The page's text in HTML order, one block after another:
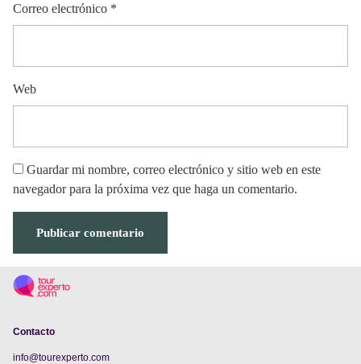
Correo electrónico *
Web
Guardar mi nombre, correo electrónico y sitio web en este
navegador para la próxima vez que haga un comentario.
Contacto
info@tourexperto.com